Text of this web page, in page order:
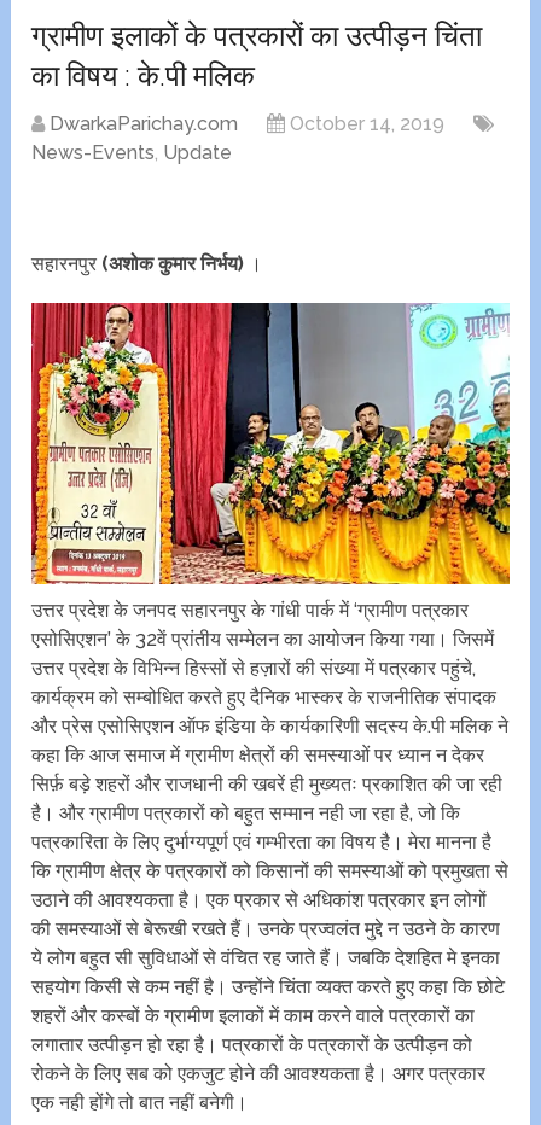
ग्रामीण इलाकों के पत्रकारों का उत्पीड़न चिंता
का विषय : के.पी मलिक
DwarkaParichay.com
October 14, 2019
News-Events, Update
सहारनपुर (अशोक कुमार निर्भय) ।
उत्तर प्रदेश के जनपद सहारनपुर के गांधी पार्क में ‘ग्रामीण पत्रकार
एसोसिएशन’ के 32वें प्रांतीय सम्मेलन का आयोजन किया गया। जिसमें
उत्तर प्रदेश के विभिन्न हिस्सों से हज़ारों की संख्या में पत्रकार पहुंचे,
कार्यक्रम को सम्बोधित करते हुए दैनिक भास्कर के राजनीतिक संपादक
और प्रेस एसोसिएशन ऑफ इंडिया के कार्यकारिणी सदस्य के.पी मलिक ने
कहा कि आज समाज में ग्रामीण क्षेत्रों की समस्याओं पर ध्यान न देकर
सिर्फ़ बड़े शहरों और राजधानी की खबरें ही मुख्यतः प्रकाशित की जा रही
है। और ग्रामीण पत्रकारों को बहुत सम्मान नही जा रहा है, जो कि
पत्रकारिता के लिए दुर्भाग्यपूर्ण एवं गम्भीरता का विषय है। मेरा मानना है
कि ग्रामीण क्षेत्र के पत्रकारों को किसानों की समस्याओं को प्रमुखता से
उठाने की आवश्यकता है। एक प्रकार से अधिकांश पत्रकार इन लोगों
की समस्याओं से बेरूखी रखते हैं। उनके प्रज्वलंत मुद्दे न उठने के कारण
ये लोग बहुत सी सुविधाओं से वंचित रह जाते हैं। जबकि देशहित मे इनका
सहयोग किसी से कम नहीं है। उन्होंने चिंता व्यक्त करते हुए कहा कि छोटे
शहरों और कस्बों के ग्रामीण इलाकों में काम करने वाले पत्रकारों का
लगातार उत्पीड़न हो रहा है। पत्रकारों के पत्रकारों के उत्पीड़न को
रोकने के लिए सब को एकजुट होने की आवश्यकता है। अगर पत्रकार
एक नही होंगे तो बात नहीं बनेगी।